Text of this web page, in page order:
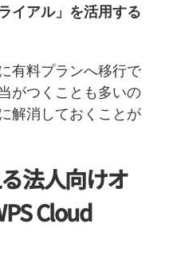
イアル」を活用する
有料プランへ移行で
がつくことも多いの
解消しておくことが
法人向けオ
Cloud